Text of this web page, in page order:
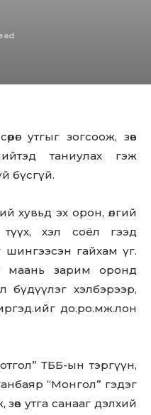
утгыг зогсоож, зөв
таниулах гэж
бүсгүй.
хувьд эх орон, өлгий
түүх, хэл соёл гээд
гайхам үг.
маань зарим оронд
бүдүүлэг хэлбэрээр,
до.ро.мж.лон
ТББ-ын тэргүүн,
“Монгол” гэдэг
зөв утга санааг дэлхий